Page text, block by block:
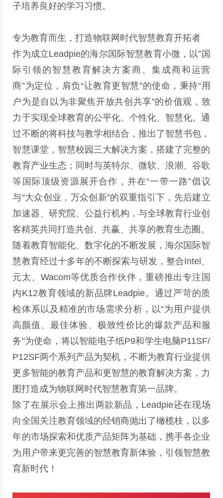
子培养良好的学习习惯。
专为教育而生，打造物联网时代智慧教育开拓者
作为成立Leadpie的海尔国际智慧教育小微，以”国
际引领的智慧教育解决方案商、集成商和运营
商”为定位，肩负“让教育更智慧"的使命，秉持“用
户为是自以为非聚焦开放共创共享”的价值观，致
力于实现全球教育的公平化、个性化、智慧化。通
过不断的将科技与教学相结合，推出了智慧书包，
智慧课堂，智慧校园三大解决方案，搭建了完整的
教育产业生态；同时与英特尔、微软、浪潮、谷歌
等国际顶级资源展开合作，并在“一带一路”倡议
与“大众创业，万众创新”的双重指引下，先后建立
加速器、研究院、公益行机构，与全球教育行业创
客精英共同打造共创、共赢、共享的教育生态圈。
随着教育智能化、数字化的不断发展，海尔国际智
慧教育经过十多年的不断探索与研发，整合Intel、
元太、Wacom等优质合作伙伴，重磅推出专注国
内K12教育领域的新品牌Leadpie。通过严苛的质
检体系以及精准的市场需求分析，以“为用户提供
高颜值、最佳体验、极致性价比的爆款产品和服
务”为使命，将以智能电子纸P9和学生电脑P11SF/
P12SF两个系列产品为契机，不断为教育行业提供
更多智能的教育产品和更智慧的教育解决方案，力
图打造成为物联网时代智慧教育第一品牌。
除了在展示会上推出两款新品，Leadpie还在现场
向全国关注教育领域的经销商抛出了橄榄枝，以多
年的市场探索和优质产品矩阵为基础，携手各企业
为用户带来更完善的智慧教育新体验，引领智慧教
育新时代！